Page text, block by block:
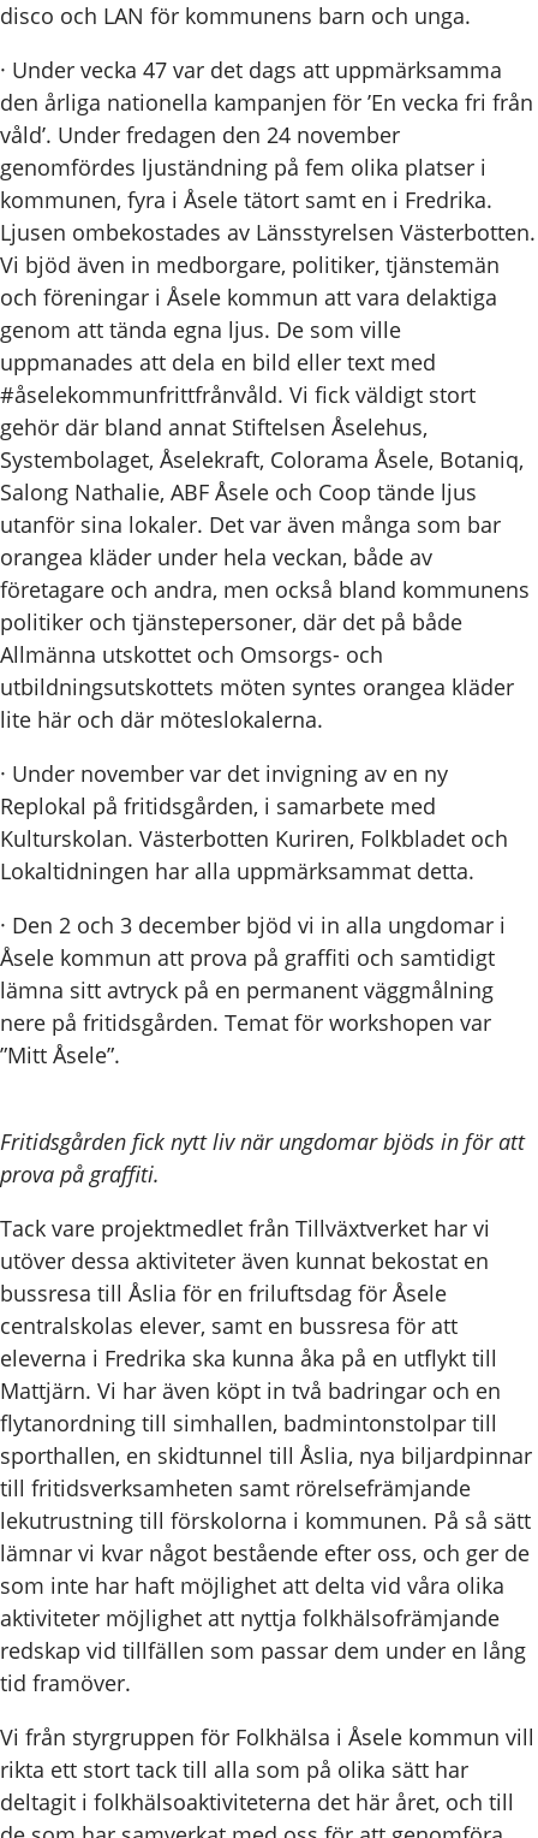
disco och LAN för kommunens barn och unga.
· Under vecka 47 var det dags att uppmärksamma
den årliga nationella kampanjen för ’En vecka fri från
våld’. Under fredagen den 24 november
genomfördes ljuständning på fem olika platser i
kommunen, fyra i Åsele tätort samt en i Fredrika.
Ljusen ombekostades av Länsstyrelsen Västerbotten.
Vi bjöd även in medborgare, politiker, tjänstemän
och föreningar i Åsele kommun att vara delaktiga
genom att tända egna ljus. De som ville
uppmanades att dela en bild eller text med
#åselekommunfrittfrånvåld. Vi fick väldigt stort
gehör där bland annat Stiftelsen Åselehus,
Systembolaget, Åselekraft, Colorama Åsele, Botaniq,
Salong Nathalie, ABF Åsele och Coop tände ljus
utanför sina lokaler. Det var även många som bar
orangea kläder under hela veckan, både av
företagare och andra, men också bland kommunens
politiker och tjänstepersoner, där det på både
Allmänna utskottet och Omsorgs- och
utbildningsutskottets möten syntes orangea kläder
lite här och där möteslokalerna.
· Under november var det invigning av en ny
Replokal på fritidsgården, i samarbete med
Kulturskolan. Västerbotten Kuriren, Folkbladet och
Lokaltidningen har alla uppmärksammat detta.
· Den 2 och 3 december bjöd vi in alla ungdomar i
Åsele kommun att prova på graffiti och samtidigt
lämna sitt avtryck på en permanent väggmålning
nere på fritidsgården. Temat för workshopen var
”Mitt Åsele”.
Fritidsgården fick nytt liv när ungdomar bjöds in för att
prova på graffiti.
Tack vare projektmedlet från Tillväxtverket har vi
utöver dessa aktiviteter även kunnat bekostat en
bussresa till Åslia för en friluftsdag för Åsele
centralskolas elever, samt en bussresa för att
eleverna i Fredrika ska kunna åka på en utflykt till
Mattjärn. Vi har även köpt in två badringar och en
flytanordning till simhallen, badmintonstolpar till
sporthallen, en skidtunnel till Åslia, nya biljardpinnar
till fritidsverksamheten samt rörelsefrämjande
lekutrustning till förskolorna i kommunen. På så sätt
lämnar vi kvar något bestående efter oss, och ger de
som inte har haft möjlighet att delta vid våra olika
aktiviteter möjlighet att nyttja folkhälsofrämjande
redskap vid tillfällen som passar dem under en lång
tid framöver.
Vi från styrgruppen för Folkhälsa i Åsele kommun vill
rikta ett stort tack till alla som på olika sätt har
deltagit i folkhälsoaktiviteterna det här året, och till